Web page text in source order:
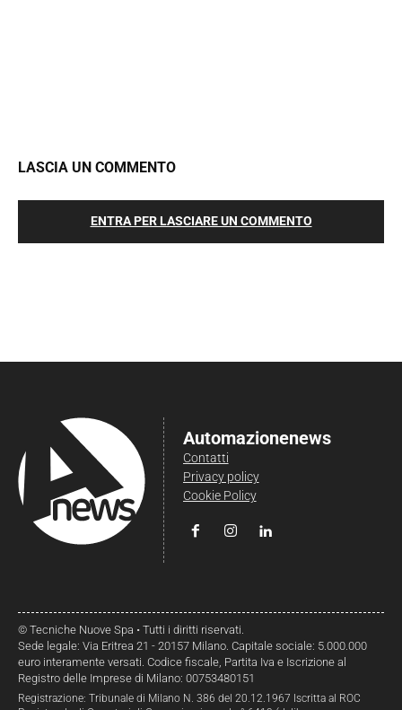
LASCIA UN COMMENTO
ENTRA PER LASCIARE UN COMMENTO
Automazionenews
Contatti
Privacy policy
Cookie Policy
© Tecniche Nuove Spa • Tutti i diritti riservati.
Sede legale: Via Eritrea 21 - 20157 Milano. Capitale sociale: 5.000.000
euro interamente versati. Codice fiscale, Partita Iva e Iscrizione al
Registro delle Imprese di Milano: 00753480151
Registrazione: Tribunale di Milano N. 386 del 20.12.1967 Iscritta al ROC